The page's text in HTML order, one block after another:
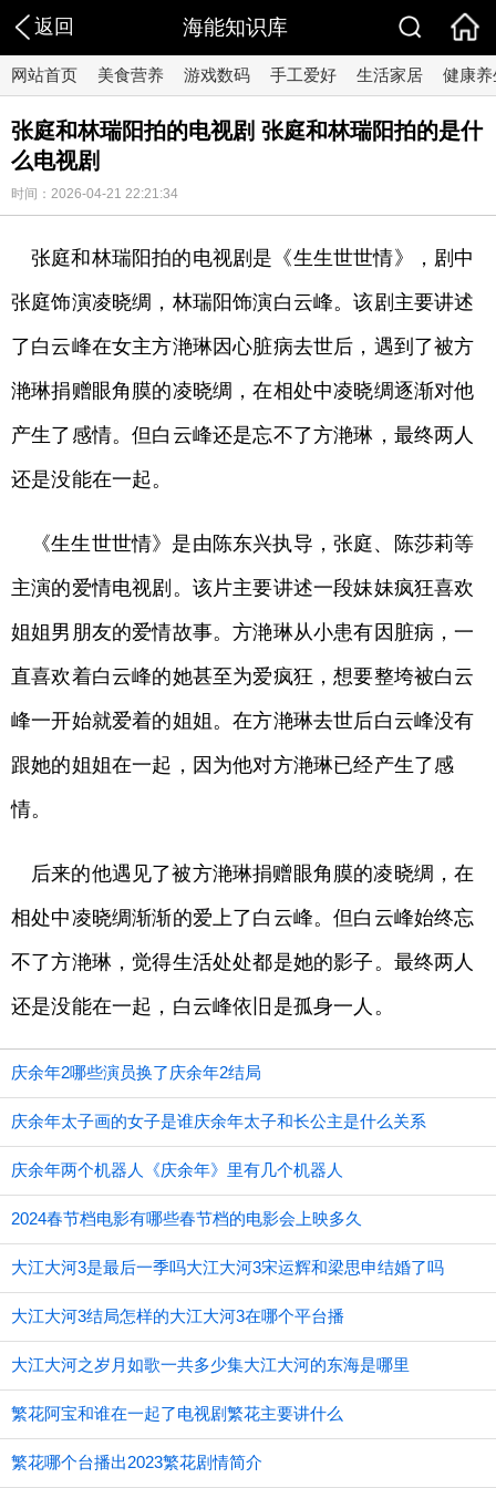
返回 海能知识库
网站首页 美食营养 游戏数码 手工爱好 生活家居 健康养
张庭和林瑞阳拍的电视剧 张庭和林瑞阳拍的是什
么电视剧
时间：2026-04-21 22:21:34
张庭和林瑞阳拍的电视剧是《生生世世情》，剧中
张庭饰演凌晓绸，林瑞阳饰演白云峰。该剧主要讲述
了白云峰在女主方滟琳因心脏病去世后，遇到了被方
滟琳捐赠眼角膜的凌晓绸，在相处中凌晓绸逐渐对他
产生了感情。但白云峰还是忘不了方滟琳，最终两人
还是没能在一起。
《生生世世情》是由陈东兴执导，张庭、陈莎莉等
主演的爱情电视剧。该片主要讲述一段妹妹疯狂喜欢
姐姐男朋友的爱情故事。方滟琳从小患有因脏病，一
直喜欢着白云峰的她甚至为爱疯狂，想要整垮被白云
峰一开始就爱着的姐姐。在方滟琳去世后白云峰没有
跟她的姐姐在一起，因为他对方滟琳已经产生了感
情。
后来的他遇见了被方滟琳捐赠眼角膜的凌晓绸，在
相处中凌晓绸渐渐的爱上了白云峰。但白云峰始终忘
不了方滟琳，觉得生活处处都是她的影子。最终两人
还是没能在一起，白云峰依旧是孤身一人。
庆余年2哪些演员换了庆余年2结局
庆余年太子画的女子是谁庆余年太子和长公主是什么关系
庆余年两个机器人《庆余年》里有几个机器人
2024春节档电影有哪些春节档的电影会上映多久
大江大河3是最后一季吗大江大河3宋运辉和梁思申结婚了吗
大江大河3结局怎样的大江大河3在哪个平台播
大江大河之岁月如歌一共多少集大江大河的东海是哪里
繁花阿宝和谁在一起了电视剧繁花主要讲什么
繁花哪个台播出2023繁花剧情简介